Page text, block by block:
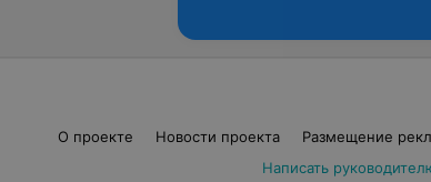
О проекте Новости проекта Размещение
Написать